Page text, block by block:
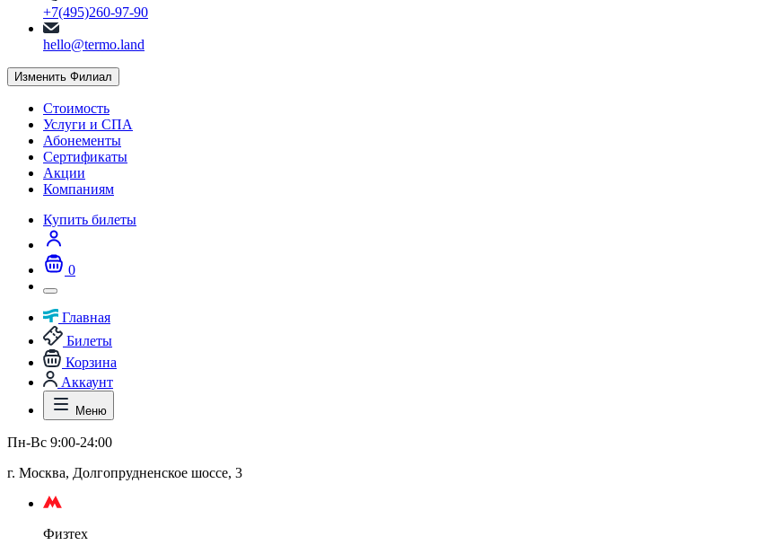
+7(495)260-97-90
hello@termo.land
Изменить Филиал
Стоимость
Услуги и СПА
Абонементы
Сертификаты
Акции
Компаниям
Купить билеты
0
Главная
Билеты
Корзина
Аккаунт
Меню
Пн-Вс 9:00-24:00
г. Москва, Долгопрудненское шоссе, 3
Физтех